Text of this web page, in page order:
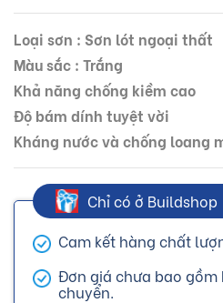
Loại sơn : Sơn lót ngoại thất
Màu sắc : Trắng
Khả năng chống kiềm cao
Độ bám dính tuyệt vời
Kháng nước và chống loang
Chỉ có ở Buildshop
Cam kết hàng chất
Đơn giá chưa bao gồm
chuyển.